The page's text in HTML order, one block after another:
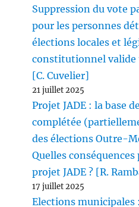
Suppression du vote
pour les personnes
élections locales et
constitutionnel valide
[C. Cuvelier]
21 juillet 2025
Projet JADE : la base
complétée
des élections Outre-
Quelles
projet JADE ? [R.
17 juillet 2025
Elections municipales